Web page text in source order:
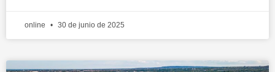
online 30 de junio de 2025